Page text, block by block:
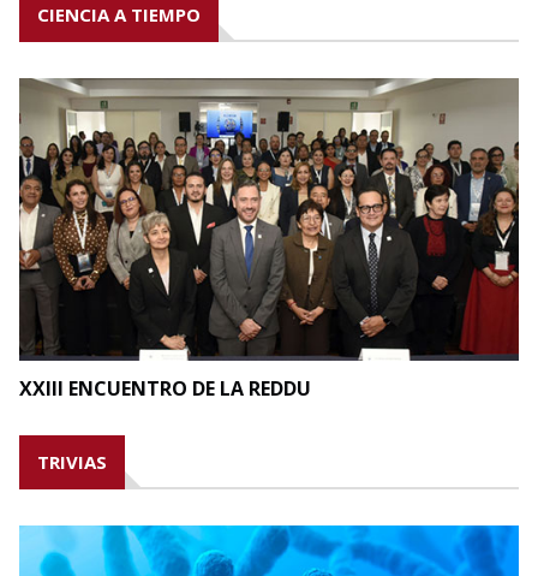
CIENCIA A TIEMPO
XXIII ENCUENTRO DE LA REDDU
TRIVIAS